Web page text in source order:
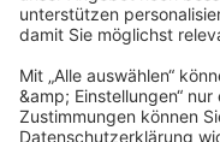
© 2026